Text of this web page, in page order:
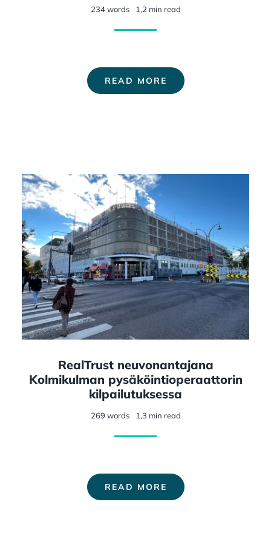
234 words 1,2 min read
READ MORE
RealTrust neuvonantajana
Kolmikulman pysäköintioperaattorin
kilpailutuksessa
269 words 1,3 min read
READ MORE